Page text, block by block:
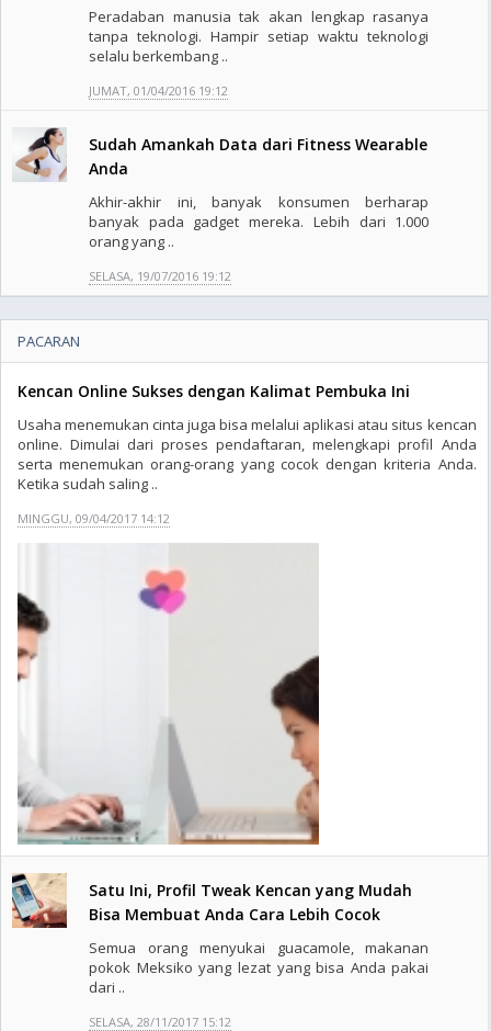
Peradaban manusia tak akan lengkap rasanya
tanpa teknologi. Hampir setiap waktu teknologi
selalu berkembang ..
JUMAT, 01/04/2016 19:12
Sudah Amankah Data dari Fitness Wearable
Anda
Akhir-akhir ini, banyak konsumen berharap
banyak pada gadget mereka. Lebih dari 1.000
orang yang ..
SELASA, 19/07/2016 19:12
PACARAN
Kencan Online Sukses dengan Kalimat Pembuka Ini
Usaha menemukan cinta juga bisa melalui aplikasi atau situs kencan
online. Dimulai dari proses pendaftaran, melengkapi profil Anda
serta menemukan orang-orang yang cocok dengan kriteria Anda.
Ketika sudah saling ..
MINGGU, 09/04/2017 14:12
Satu Ini, Profil Tweak Kencan yang Mudah
Bisa Membuat Anda Cara Lebih Cocok
Semua orang menyukai guacamole, makanan
pokok Meksiko yang lezat yang bisa Anda pakai
dari ..
SELASA, 28/11/2017 15:12